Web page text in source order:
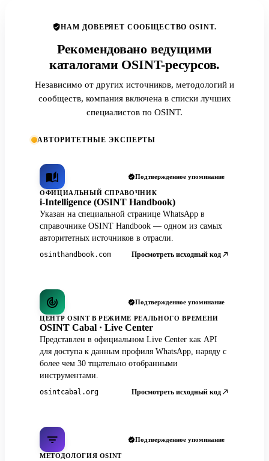
НАМ ДОВЕРЯЕТ СООБЩЕСТВО OSINT.
Рекомендовано ведущими
каталогами OSINT-ресурсов.
Независимо от других источников, методологий и
сообществ, компания включена в списки лучших
специалистов по OSINT.
АВТОРИТЕТНЫЕ ЭКСПЕРТЫ
Подтвержденное упоминание
ОФИЦИАЛЬНЫЙ СПРАВОЧНИК
i-Intelligence (OSINT Handbook)
Указан на специальной странице WhatsApp в
справочнике OSINT Handbook — одном из самых
авторитетных источников в отрасли.
osinthandbook.com Просмотреть исходный код
Подтвержденное упоминание
ЦЕНТР OSINT В РЕЖИМЕ РЕАЛЬНОГО ВРЕМЕНИ
OSINT Cabal · Live Center
Представлен в официальном Live Center как API
для доступа к данным профиля WhatsApp, наряду с
более чем 30 тщательно отобранными
инструментами.
osintcabal.org Просмотреть исходный код
Подтвержденное упоминание
МЕТОДОЛОГИЯ OSINT